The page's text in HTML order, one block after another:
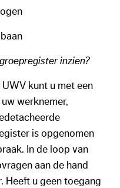
inzien?
UWV kunt u met een
werknemer,
is opgenomen
In de loop van
aan de hand
Heeft u geen toegang